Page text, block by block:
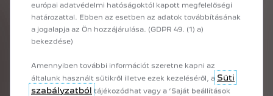
európai adatvédelmi hatóságoktól kapott megfelelőségi
határozattal. Ebben az esetben az adatok továbbításának
a jogalapja az Ön hozzájárulása. (GDPR 49. (1) a)
bekezdése)
Amennyiben további információt szeretne kapni az
általunk használt sütikről illetve ezek kezeléséről, a Süti
szabályzatból tájékozódhat vagy a ’Saját beállítások